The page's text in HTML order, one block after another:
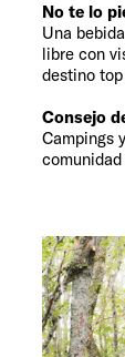
No te lo
Una
libre con
destino
Consejo
Campings